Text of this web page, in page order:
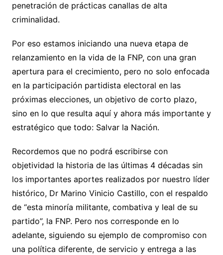
penetración de prácticas canallas de alta
criminalidad.
Por eso estamos iniciando una nueva etapa de
relanzamiento en la vida de la FNP, con una gran
apertura para el crecimiento, pero no solo enfocada
en la participación partidista electoral en las
próximas elecciones, un objetivo de corto plazo,
sino en lo que resulta aquí y ahora más importante y
estratégico que todo: Salvar la Nación.
Recordemos que no podrá escribirse con
objetividad la historia de las últimas 4 décadas sin
los importantes aportes realizados por nuestro líder
histórico, Dr Marino Vinicio Castillo, con el respaldo
de “esta minoría militante, combativa y leal de su
partido”, la FNP. Pero nos corresponde en lo
adelante, siguiendo su ejemplo de compromiso con
una política diferente, de servicio y entrega a las